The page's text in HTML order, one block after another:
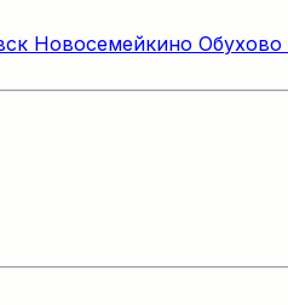
Новосемейкино Обухово